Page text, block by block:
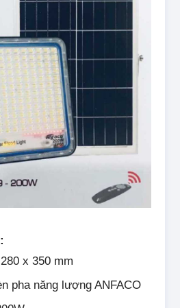
x 350 mm
pha năng lượng ANFACO